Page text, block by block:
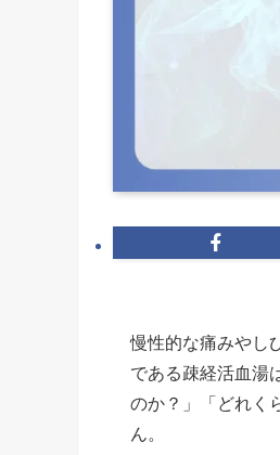
慢性的な痛みやし
である疎経活血湯
のか？」「どれく
ん。